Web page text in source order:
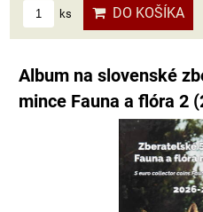
ks DO KOŠÍKA
Album na slovenské
mince Fauna a flóra 2